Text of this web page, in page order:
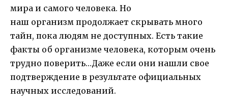
мира и самого человека. Но
наш организм продолжает скрывать много
тайн, пока людям не доступных. Есть такие
факты об организме человека, которым очень
трудно поверить…Даже если они нашли свое
подтверждение в результате официальных
научных исследований.